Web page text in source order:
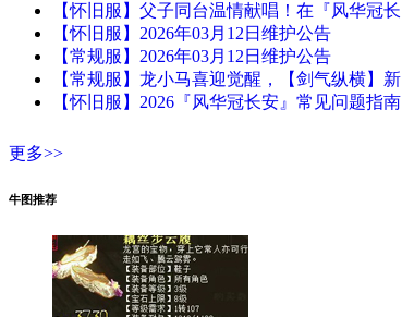
【怀旧服】父子同台温情献唱！在『风华冠长
【怀旧服】2026年03月12日维护公告
【常规服】2026年03月12日维护公告
【常规服】龙小马喜迎觉醒，【剑气纵横】新
【怀旧服】2026『风华冠长安』常见问题指南
更多>>
牛图推荐